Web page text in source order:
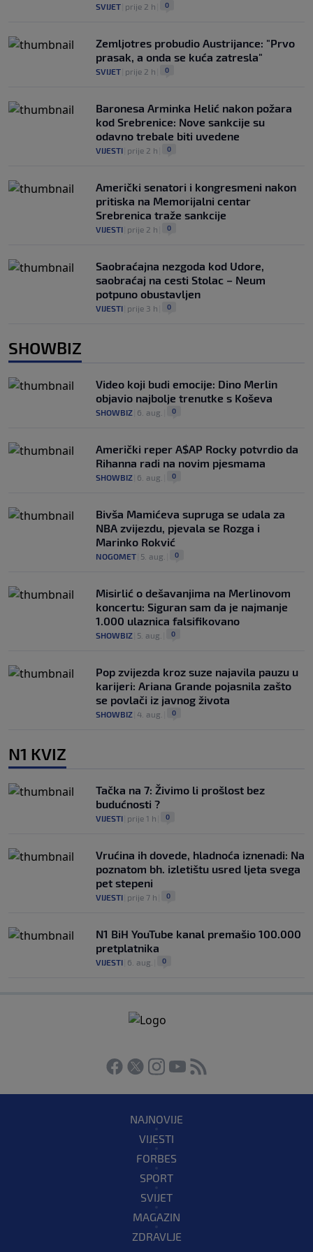
SVIJET prije 2 h 0
Zemljotres probudio Austrijance: "Prvo
prasak, a onda se kuća zatresla"
SVIJET prije 2 h 0
Baronesa Arminka Helić nakon požara
kod Srebrenice: Nove sankcije su
odavno trebale biti uvedene
VIJESTI prije 2 h 0
Američki senatori i kongresmeni nakon
pritiska na Memorijalni centar
Srebrenica traže sankcije
VIJESTI prije 2 h 0
Saobraćajna nezgoda kod Udore,
saobraćaj na cesti Stolac – Neum
potpuno obustavljen
VIJESTI prije 3 h 0
SHOWBIZ
Video koji budi emocije: Dino Merlin
objavio najbolje trenutke s Koševa
SHOWBIZ 6. aug. 0
Američki reper A$AP Rocky potvrdio da
Rihanna radi na novim pjesmama
SHOWBIZ 6. aug. 0
Bivša Mamićeva supruga se udala za
NBA zvijezdu, pjevala se Rozga i
Marinko Rokvić
NOGOMET 5. aug. 0
Misirlić o dešavanjima na Merlinovom
koncertu: Siguran sam da je najmanje
1.000 ulaznica falsifikovano
SHOWBIZ 5. aug. 0
Pop zvijezda kroz suze najavila pauzu u
karijeri: Ariana Grande pojasnila zašto
se povlači iz javnog života
SHOWBIZ 4. aug. 0
N1 KVIZ
Tačka na 7: Živimo li prošlost bez
budućnosti ?
VIJESTI prije 1 h 0
Vrućina ih dovede, hladnoća iznenadi: Na
poznatom bh. izletištu usred ljeta svega
pet stepeni
VIJESTI prije 7 h 0
N1 BiH YouTube kanal premašio 100.000
pretplatnika
VIJESTI 6. aug. 0
NAJNOVIJE
VIJESTI
FORBES
SPORT
SVIJET
MAGAZIN
ZDRAVLJE